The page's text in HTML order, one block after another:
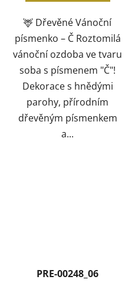
🦌 Dřevěné Vánoční
písmenko – Č Roztomilá
vánoční ozdoba ve tvaru
soba s písmenem "Č"!
Dekorace s hnědými
parohy, přírodním
dřevěným písmenkem
a...
PRE-00248_06